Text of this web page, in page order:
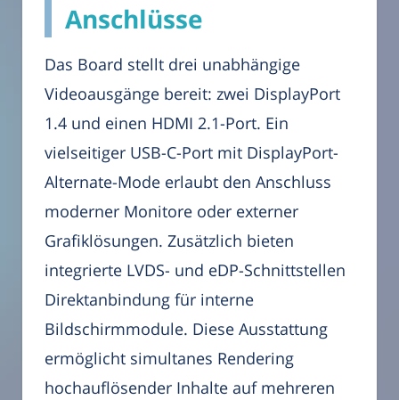
Anschlüsse
Das Board stellt drei unabhängige
Videoausgänge bereit: zwei DisplayPort
1.4 und einen HDMI 2.1-Port. Ein
vielseitiger USB-C-Port mit DisplayPort-
Alternate-Mode erlaubt den Anschluss
moderner Monitore oder externer
Grafiklösungen. Zusätzlich bieten
integrierte LVDS- und eDP-Schnittstellen
Direktanbindung für interne
Bildschirmmodule. Diese Ausstattung
ermöglicht simultanes Rendering
hochauflösender Inhalte auf mehreren